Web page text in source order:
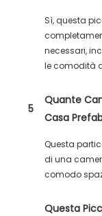
Sì, questa
necessari,
le comodità
5
Quante
Casa
Questa
di una
comodo
Questa